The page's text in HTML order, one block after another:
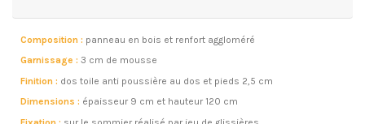
Composition : panneau en bois et renfort aggloméré
Garnissage : 3 cm de mousse
Finition : dos toile anti poussière au dos et pieds 2,5 cm
Dimensions : épaisseur 9 cm et hauteur 120 cm